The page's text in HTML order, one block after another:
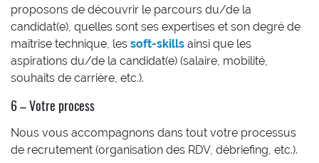
proposons de découvrir le parcours du/de la
candidat(e), quelles sont ses expertises et son degré de
maîtrise technique, les soft-skills ainsi que les
aspirations du/de la candidat(e) (salaire, mobilité,
souhaits de carrière, etc.).
6 – Votre process
Nous vous accompagnons dans tout votre processus
de recrutement (organisation des RDV, débriefing, etc.).